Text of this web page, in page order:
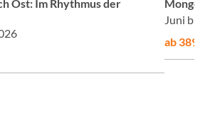
Ost: Im Rhythmus der
Juni
ab